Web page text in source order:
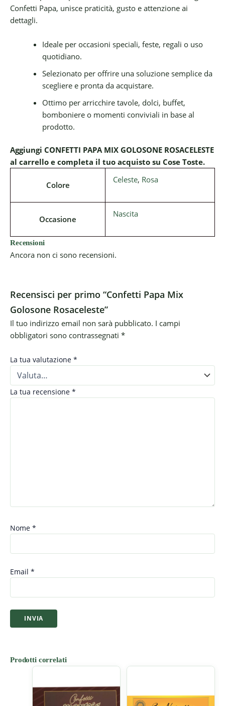
Confetti Papa, unisce praticità, gusto e attenzione ai
dettagli.
Ideale per occasioni speciali, feste, regali o uso
quotidiano.
Selezionato per offrire una soluzione semplice da
scegliere e pronta da acquistare.
Ottimo per arricchire tavole, dolci, buffet,
bomboniere o momenti conviviali in base al
prodotto.
Aggiungi CONFETTI PAPA MIX GOLOSONE ROSACELESTE
al carrello e completa il tuo acquisto su Cose Toste.
Colore
Celeste, Rosa
Occasione
Nascita
Recensioni
Ancora non ci sono recensioni.
Recensisci per primo “Confetti Papa Mix
Golosone Rosaceleste”
Il tuo indirizzo email non sarà pubblicato. I campi
obbligatori sono contrassegnati *
La tua valutazione *
La tua recensione *
Nome *
Email *
Prodotti correlati